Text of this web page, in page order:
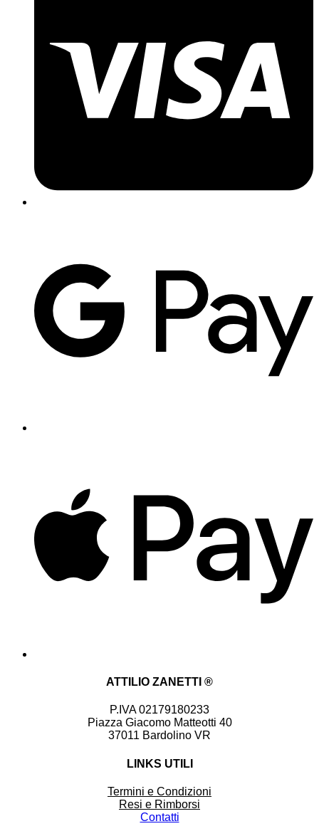
ATTILIO ZANETTI ®
P.IVA 02179180233
Piazza Giacomo Matteotti 40
37011 Bardolino VR
LINKS UTILI
Termini e Condizioni
Resi e Rimborsi
Contatti